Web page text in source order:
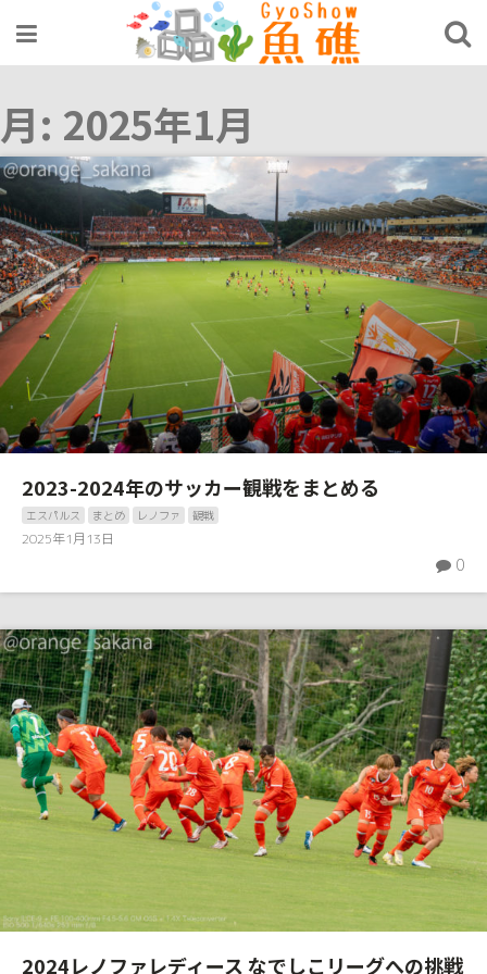
月: 2025年1月
2023-2024年のサッカー観戦をまとめる
エスパルス まとめ レノファ 観戦
2025年1月13日
0
2024レノファレディース なでしこリーグへの挑戦